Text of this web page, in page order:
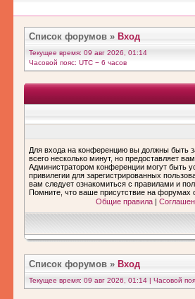
Список форумов » Вход
Текущее время: 09 авг 2026, 01:14
Часовой пояс: UTC − 6 часов
Для входа на конференцию вы должны быть
всего несколько минут, но предоставляет
Администратором конференции могут быть
привилегии для зарегистрированных
вам следует ознакомиться с правилами и
Помните, что ваше присутствие на форумах
Общие правила|
Список форумов » Вход
Текущее время: 09 авг 2026, 01:14 | Часовой